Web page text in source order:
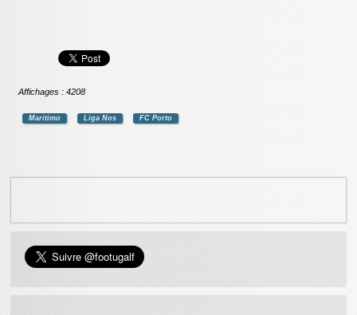
Affichages : 4208
Maritimo Liga Nos FC Porto